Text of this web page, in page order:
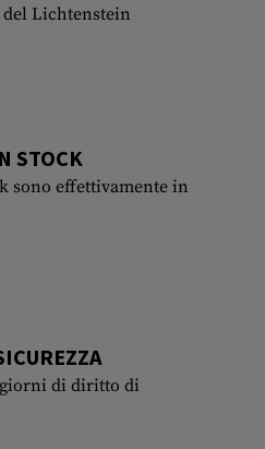
Lichtenstein
STOCK
sono effettivamente in
giorni di diritto di